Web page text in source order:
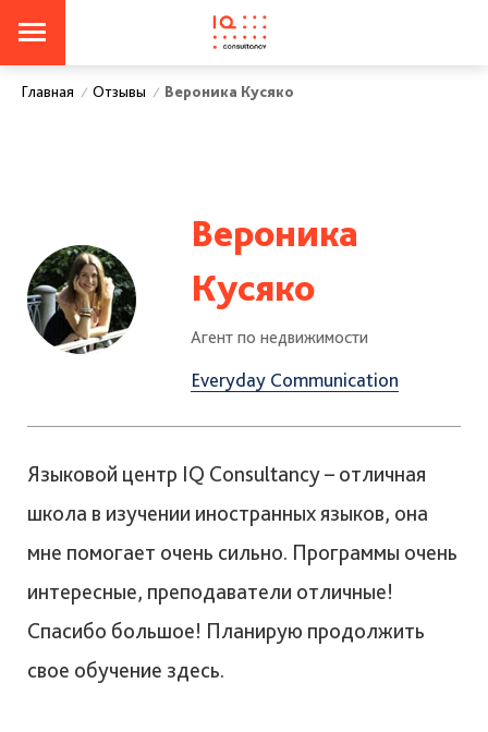
Главная / Отзывы / Вероника Кусяко
Вероника
Кусяко
Агент по недвижимости
Everyday Communication
Языковой центр IQ Consultancy – отличная
школа в изучении иностранных языков, она
мне помогает очень сильно. Программы очень
интересные, преподаватели отличные!
Спасибо большое! Планирую продолжить
свое обучение здесь.